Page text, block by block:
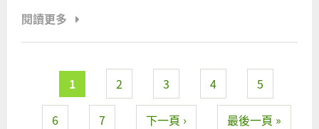
閱讀更多
1 2 3 4 5
6 7 下一頁 › 最後一頁 »